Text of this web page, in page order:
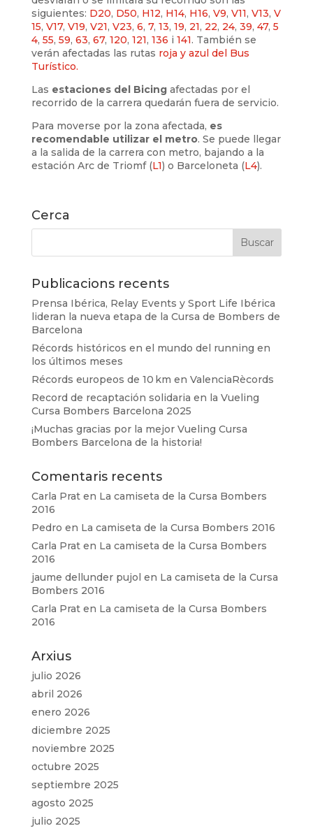
siguientes: D20, D50, H12, H14, H16, V9, V11, V13, V
15, V17, V19, V21, V23, 6, 7, 13, 19, 21, 22, 24, 39, 47, 5
4, 55, 59, 63, 67, 120, 121, 136 i 141. También se
verán afectadas las rutas roja y azul del Bus
Turístico.
Las estaciones del Bicingafectadas por el
recorrido de la carrera quedarán fuera de servicio.
Para moverse por la zona afectada, es
recomendable utilizar el metro. Se puede llegar
a la salida de la carrera con metro, bajando a la
estación Arc de Triomf (L1) o Barceloneta (L4).
Cerca
Publicacions recents
Prensa Ibérica, Relay Events y Sport Life Ibérica
lideran la nueva etapa de la Cursa de Bombers de
Barcelona
Récords históricos en el mundo del running en
los últimos meses
Récords europeos de 10 km en ValenciaRècords
Record de recaptación solidaria en la Vueling
Cursa Bombers Barcelona 2025
¡Muchas gracias por la mejor Vueling Cursa
Bombers Barcelona de la historia!
Comentaris recents
Carla Praten La camiseta de la Cursa Bombers
2016
Pedro en La camiseta de la Cursa Bombers 2016
Carla Praten La camiseta de la Cursa Bombers
2016
jaume dellunder pujol en La camiseta de la Cursa
Bombers 2016
Carla Praten La camiseta de la Cursa Bombers
2016
Arxius
julio 2026
abril 2026
enero 2026
diciembre 2025
noviembre 2025
octubre 2025
septiembre 2025
agosto 2025
julio 2025